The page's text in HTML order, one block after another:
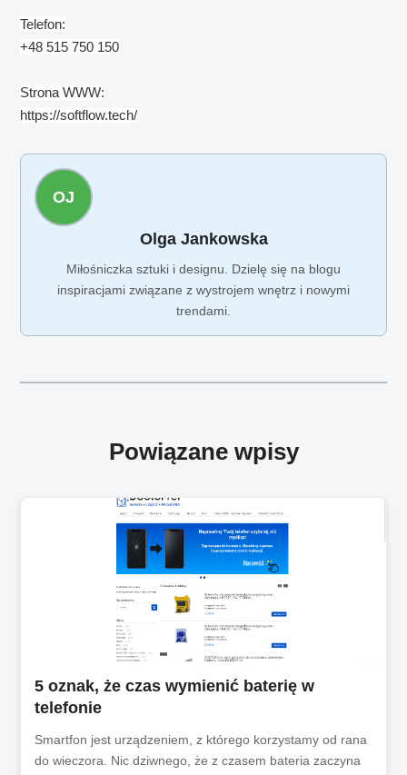
Telefon:
+48 515 750 150
Strona WWW:
https://softflow.tech/
OJ
Olga Jankowska
Miłośniczka sztuki i designu. Dzielę się na blogu
inspiracjami związane z wystrojem wnętrz i nowymi
trendami.
Powiązane wpisy
5 oznak, że czas wymienić baterię w
telefonie
Smartfon jest urządzeniem, z którego korzystamy od rana
do wieczora. Nic dziwnego, że z czasem bateria zaczyna